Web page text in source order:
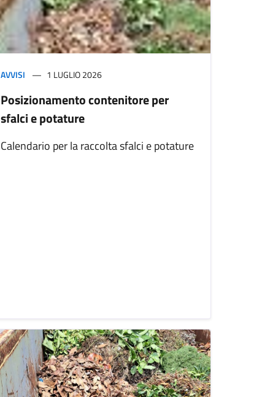
AVVISI 1 LUGLIO 2026
Posizionamento contenitore per
sfalci e potature
Calendario per la raccolta sfalci e potature